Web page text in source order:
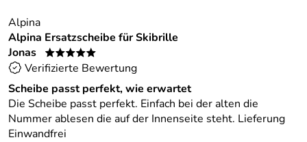
Alpina
Alpina Ersatzscheibe für Skibrille
Jonas
*****
Verifizierte Bewertung
Scheibe passt perfekt, wie erwartet
Die Scheibe passt perfekt. Einfach bei der alten die
Nummer ablesen die auf der Innenseite steht. Lieferung
Einwandfrei